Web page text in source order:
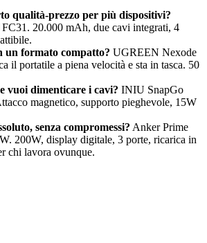
qualità-prezzo per più dispositivi?
20.000 mAh, due cavi integrati, 4
un formato compatto? UGREEN Nexode
il portatile a piena velocità e sta in tasca. 50
vuoi dimenticare i cavi? INIU SnapGo
magnetico, supporto pieghevole, 15W
senza compromessi? Anker Prime
200W, display digitale, 3 porte, ricarica in
chi lavora ovunque.